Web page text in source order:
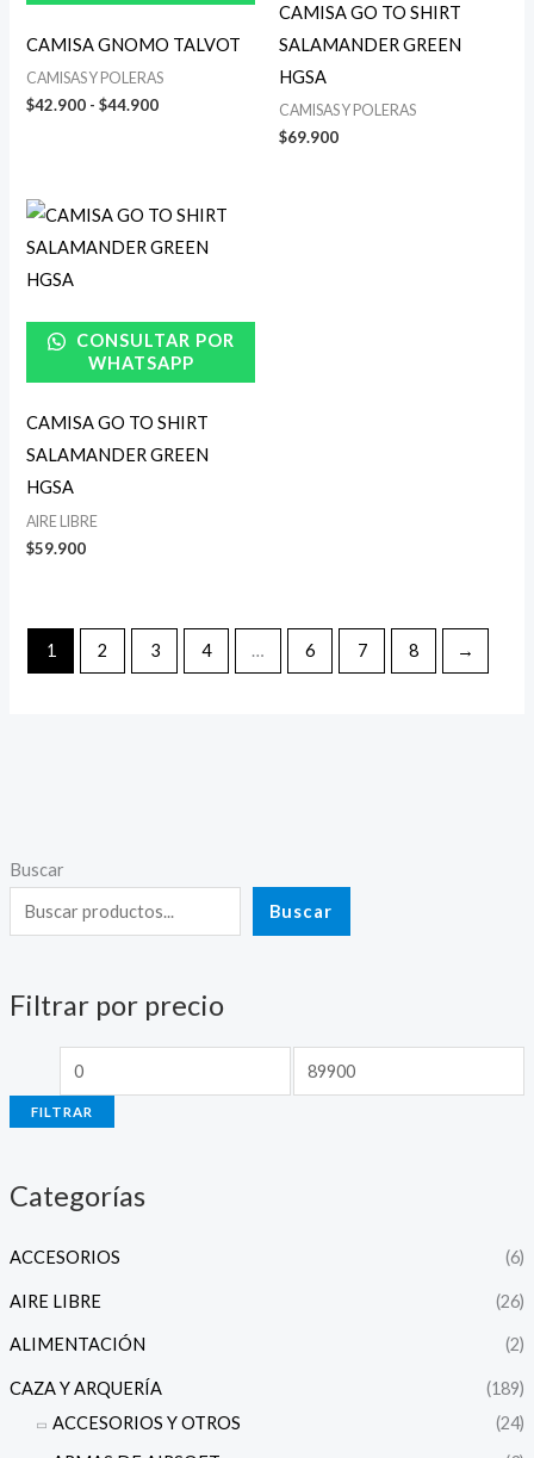
Buscar
Buscar
Filtrar por precio
P
r
e
o
i
o
r
e
o
FILTRAR
Categorías
ACCESORIOS (6)
AIRE LIBRE (26)
ALIMENTACIÓN (2)
CAZA Y ARQUERÍA
(189)
ACCESORIOS Y OTROS
(24)
CAMISA GNOMO TALVOT
CAMISAS Y POLERAS
$42.900 - $44.900
CAMISA GO TO SHIRT
SALAMANDER GREEN
HGSA
CAMISAS Y POLERAS
$69.900
CONSULTAR POR
WHATSAPP
CAMISA GO TO SHIRT
SALAMANDER GREEN
HGSA
AIRE LIBRE
$59.900
1 2 3 4 … 6 7 8 →